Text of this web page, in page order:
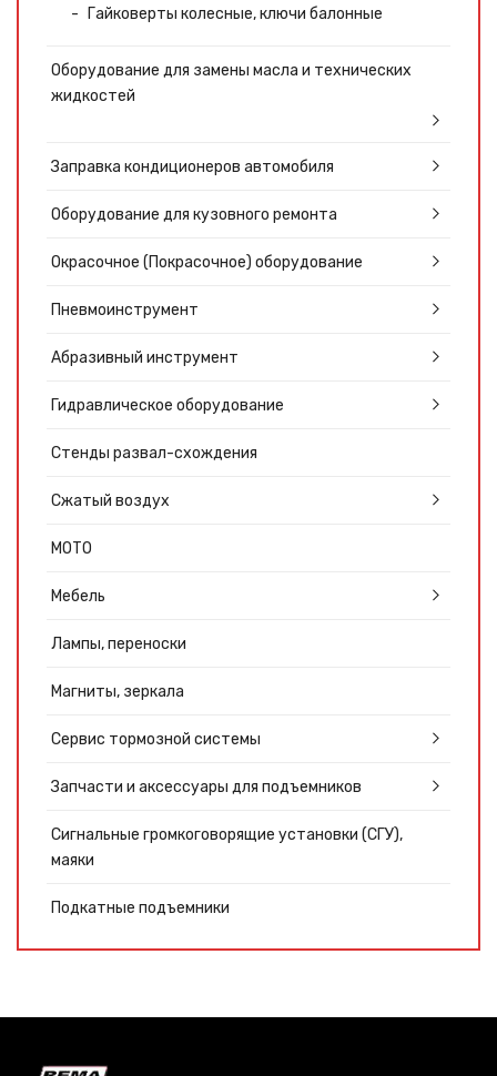
Гайковерты колесные, ключи балонные
Оборудование для замены масла и технических
жидкостей
Заправка кондиционеров автомобиля
Оборудование для кузовного ремонта
Окрасочное (Покрасочное) оборудование
Пневмоинструмент
Абразивный инструмент
Гидравлическое оборудование
Стенды развал-схождения
Сжатый воздух
МОТО
Мебель
Лампы, переноски
Магниты, зеркала
Сервис тормозной системы
Запчасти и аксессуары для подъемников
Сигнальные громкоговорящие установки (СГУ),
маяки
Подкатные подъемники